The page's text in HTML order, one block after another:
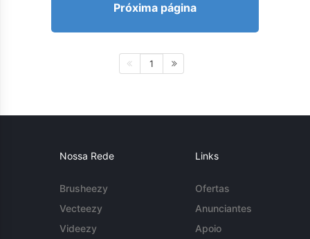
Próxima página
1
Nossa Rede
Brusheezy
Vecteezy
Videezy
Links
Ofertas
Anunciantes
Apoio